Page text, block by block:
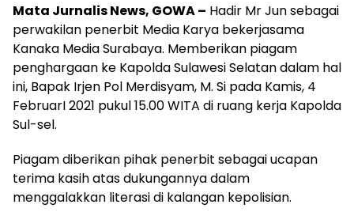
Mata Jurnalis News, GOWA – Hadir Mr Jun sebagai
perwakilan penerbit Media Karya bekerjasama
Kanaka Media Surabaya. Memberikan piagam
penghargaan ke Kapolda Sulawesi Selatan dalam hal
ini, Bapak Irjen Pol Merdisyam, M. Si pada Kamis, 4
FebruarI 2021 pukul 15.00 WITA di ruang kerja Kapolda
Sul-sel.
Piagam diberikan pihak penerbit sebagai ucapan
terima kasih atas dukungannya dalam
menggalakkan literasi di kalangan kepolisian.